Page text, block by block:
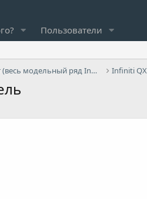
Пользователи
Информация и опыт (весь модельный ряд Infiniti) Infiniti